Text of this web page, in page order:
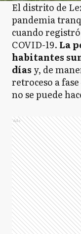
El distrito de
pandemia
cuando
COVID-19. La
habitantes
días y, de
retroceso a
no se puede
Ads